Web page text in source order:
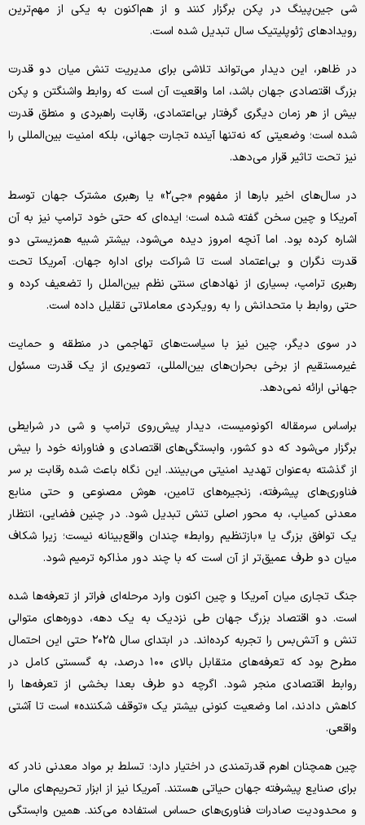
شی جین‌پینگ در پکن برگزار کنند و از هم‌اکنون به یکی از مهم‌ترین
رویدادهای ژئوپلیتیک سال تبدیل شده است.
در ظاهر، این دیدار می‌تواند تلاشی برای مدیریت تنش میان دو قدرت
بزرگ اقتصادی جهان باشد، اما واقعیت آن است که روابط واشنگتن و پکن
بیش از هر زمان دیگری گرفتار بی‌اعتمادی، رقابت راهبردی و منطق قدرت
شده است؛ وضعیتی که نه‌تنها آینده تجارت جهانی، بلکه امنیت بین‌المللی را
نیز تحت تاثیر قرار می‌دهد.
در سال‌های اخیر بارها از مفهوم «جی۲» یا رهبری مشترک جهان توسط
آمریکا و چین سخن گفته شده است؛ ایده‌ای که حتی خود ترامپ نیز به آن
اشاره کرده بود. اما آنچه امروز دیده می‌شود، بیشتر شبیه همزیستی دو
قدرت نگران و بی‌اعتماد است تا شراکت برای اداره جهان. آمریکا تحت
رهبری ترامپ، بسیاری از نهادهای سنتی نظم بین‌الملل را تضعیف کرده و
حتی روابط با متحدانش را به رویکردی معاملاتی تقلیل داده است.
در سوی دیگر، چین نیز با سیاست‌های تهاجمی در منطقه و حمایت
غیرمستقیم از برخی بحران‌های بین‌المللی، تصویری از یک قدرت مسئول
جهانی ارائه نمی‌دهد.
براساس سرمقاله اکونومیست، دیدار پیش‌روی ترامپ و شی در شرایطی
برگزار می‌شود که دو کشور، وابستگی‌های اقتصادی و فناورانه خود را بیش
از گذشته به‌عنوان تهدید امنیتی می‌بینند. این نگاه باعث شده رقابت بر سر
فناوری‌های پیشرفته، زنجیره‌های تامین، هوش مصنوعی و حتی منابع
معدنی کمیاب، به محور اصلی تنش تبدیل شود. در چنین فضایی، انتظار
یک توافق بزرگ یا «بازتنظیم روابط» چندان واقع‌بینانه نیست؛ زیرا شکاف
میان دو طرف عمیق‌تر از آن است که با چند دور مذاکره ترمیم شود.
جنگ تجاری میان آمریکا و چین اکنون وارد مرحله‌ای فراتر از تعرفه‌ها شده
است. دو اقتصاد بزرگ جهان طی نزدیک به یک دهه، دوره‌های متوالی
تنش و آتش‌بس را تجربه کرده‌اند. در ابتدای سال ۲۰۲۵ حتی این احتمال
مطرح بود که تعرفه‌های متقابل بالای ۱۰۰ درصد، به گسستی کامل در
روابط اقتصادی منجر شود. اگرچه دو طرف بعدا بخشی از تعرفه‌ها را
کاهش دادند، اما وضعیت کنونی بیشتر یک «توقف شکننده» است تا آشتی
واقعی.
چین همچنان اهرم قدرتمندی در اختیار دارد؛ تسلط بر مواد معدنی نادر که
برای صنایع پیشرفته جهان حیاتی هستند. آمریکا نیز از ابزار تحریم‌های مالی
و محدودیت صادرات فناوری‌های حساس استفاده می‌کند. همین وابستگی